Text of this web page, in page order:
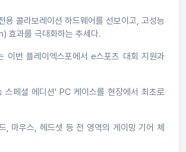
용 콜라보레이션 하드웨어를 선보이고, 고성능
효과를 극대화하는 추세다.
이번 플레이엑스포에서 e스포츠 대회 지원과
페셜 에디션' PC 케이스를 현장에서 최초로
, 마우스, 헤드셋 등 전 영역의 게이밍 기어 체